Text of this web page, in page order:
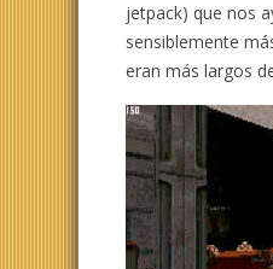
jetpack) que nos
sensiblemente
eran más largos